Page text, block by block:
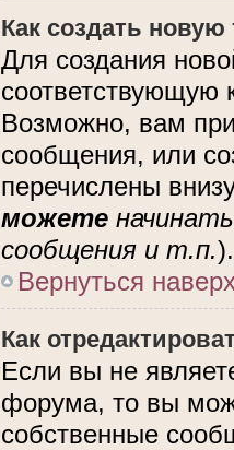
Как создать новую
Для создания
соответствующую
Возможно, вам
сообщения, или
перечислены
можете
сообщения и т.п.).
Вернуться
Как
Если вы не
форума, то вы
собственные